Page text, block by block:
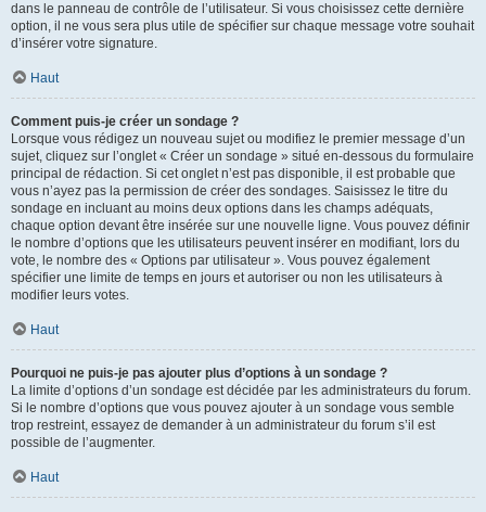
dans le panneau de contrôle de l’utilisateur. Si vous choisissez cette dernière
option, il ne vous sera plus utile de spécifier sur chaque message votre souhait
d’insérer votre signature.
Haut
Comment puis-je créer un sondage ?
Lorsque vous rédigez un nouveau sujet ou modifiez le premier message d’un
sujet, cliquez sur l’onglet « Créer un sondage » situé en-dessous du formulaire
principal de rédaction. Si cet onglet n’est pas disponible, il est probable que
vous n’ayez pas la permission de créer des sondages. Saisissez le titre du
sondage en incluant au moins deux options dans les champs adéquats,
chaque option devant être insérée sur une nouvelle ligne. Vous pouvez définir
le nombre d’options que les utilisateurs peuvent insérer en modifiant, lors du
vote, le nombre des « Options par utilisateur ». Vous pouvez également
spécifier une limite de temps en jours et autoriser ou non les utilisateurs à
modifier leurs votes.
Haut
Pourquoi ne puis-je pas ajouter plus d’options à un sondage ?
La limite d’options d’un sondage est décidée par les administrateurs du forum.
Si le nombre d’options que vous pouvez ajouter à un sondage vous semble
trop restreint, essayez de demander à un administrateur du forum s’il est
possible de l’augmenter.
Haut